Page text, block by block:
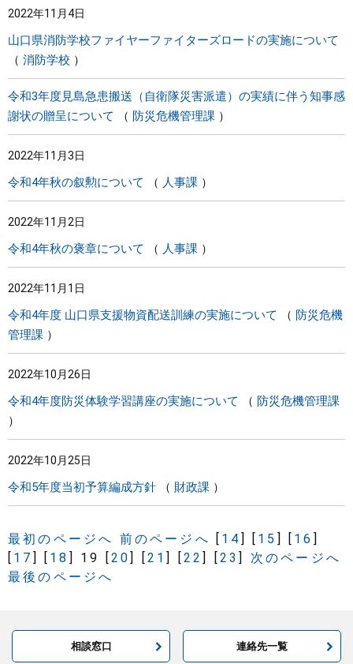
2022年11月4日
山口県消防学校ファイヤーファイターズロードの実施について
消防学校
令和3年度見島急患搬送（自衛隊災害派遣）の実績に伴う知事感
謝状の贈呈について
防災危機管理課
2022年11月3日
令和4年秋の叙勲について 人事課
2022年11月2日
令和4年秋の褒章について 人事課
2022年11月1日
令和4年度 山口県支援物資配送訓練の実施について
防災危機
管理課
2022年10月26日
令和4年度防災体験学習講座の実施について 防災危機管理課
2022年10月25日
令和5年度当初予算編成方針 財政課
最初のページへ 前のページへ [ 14 ] [ 15 ] [ 16 ]
[ 17 ] [ 18 ] 19 [20] [21] [22] [23]
次のページへ
最後のページへ
相談窓口 連絡先一覧